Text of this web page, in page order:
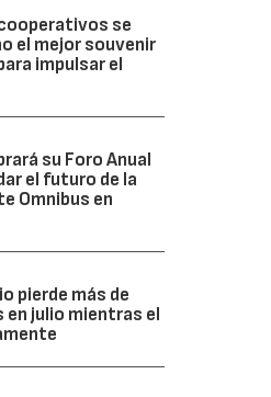
se
el mejor souvenir
impulsar el
su Foro Anual
el futuro de la
Omnibus en
pierde más de
en julio mientras el